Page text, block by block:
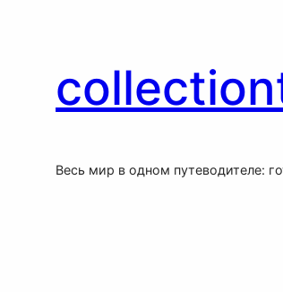
Весь мир в одном путеводителе: